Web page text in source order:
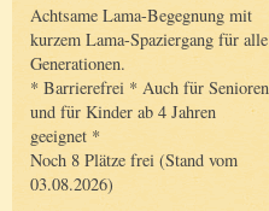
Achtsame Lama-Begegnung mit
kurzem Lama-Spaziergang für alle
Generationen.
* Barrierefrei * Auch für Senioren
und für Kinder ab 4 Jahren
geeignet *
Noch 8 Plätze frei (Stand vom
03.08.2026)